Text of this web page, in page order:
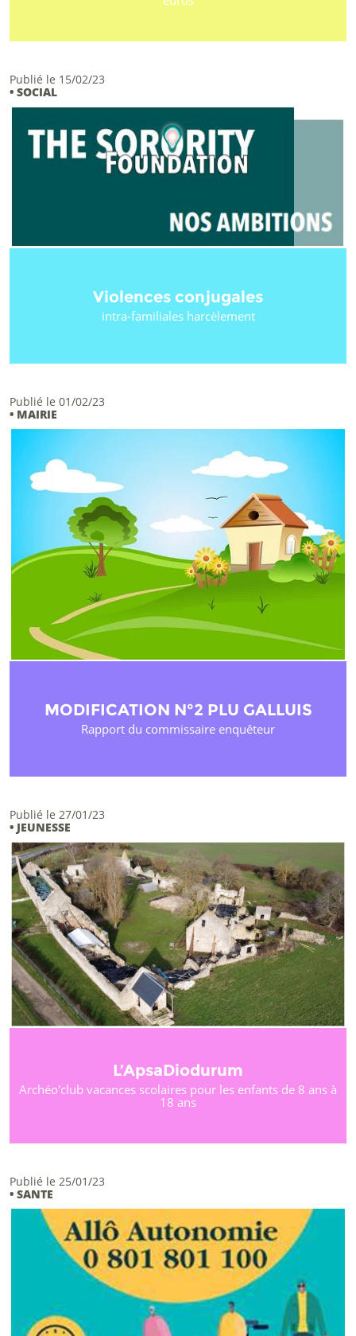
Publié le 15/02/23
• SOCIAL
Violences conjugales
intra-familiales harcèlement
Publié le 01/02/23
• MAIRIE
MODIFICATION N°2 PLU GALLUIS
Rapport du commissaire enquêteur
Publié le 27/01/23
• JEUNESSE
L’ApsaDiodurum
Archéo'club vacances scolaires pour les enfants de 8 ans à
18 ans
Publié le 25/01/23
• SANTE